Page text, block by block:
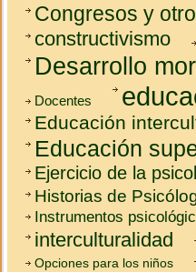
Congresos y
constructivismo
Desarrollo
Docentes
Educación
Educación
Ejercicio de la
Historias de
Instrumentos
interculturalidad
Opciones para los niños